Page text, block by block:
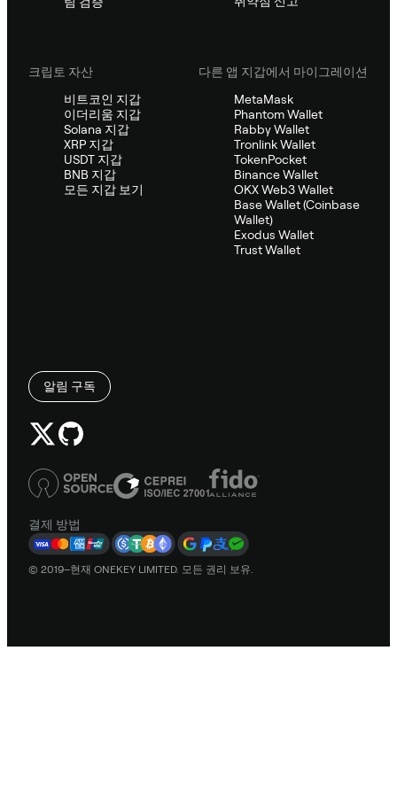
크립토 자산
비트코인 지갑
이더리움 지갑
Solana 지갑
XRP 지갑
USDT 지갑
BNB 지갑
모든 지갑 보기
다른 앱 지갑에서 마이그레이션
MetaMask
Phantom Wallet
Rabby Wallet
Tronlink Wallet
TokenPocket
Binance Wallet
OKX Web3 Wallet
Base Wallet (Coinbase
Wallet)
Exodus Wallet
Trust Wallet
알림 구독
결제 방법
© 2019–현재 ONEKEY LIMITED. 모든 권리 보유.